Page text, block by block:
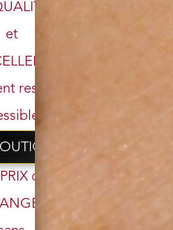
et
rester
ont